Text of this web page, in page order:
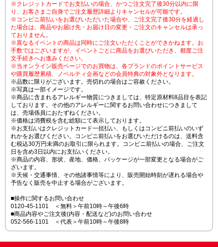
※クレジットカードでお支払いの場合、かつご注文完了後30分以内に限
り、お客さまご自身でご注文履歴詳細よりキャンセルが可能です。
※コンビニ前払いをお選びいただいた場合や、ご注文完了後30分を経過し
た場合は、商品やお届け先・お届け日の変更・ご注文のキャンセルは承っ
ておりません。
※異なるイベントの商品は同時にご注文いただくことができかねます。お
手数ではございますが、イベントごとに商品をお選びいただき、都度ご注
文手続きへお進みください。
※当オンライン販売ページでのお買物は、各ブランドのポイントサービス
や購買履歴累積、ノベルティ企画などの会員特典の対象外となります。
※品数に限りがございます。売切れの場合はご容赦ください。
※写真は一部イメージです。
※商品に含まれるアレルギー物質につきましては、特定原材料8品目を表記
しております。その他のアレルギーに関するお問い合わせにつきまして
は、売場係員におたずねください。
※価格は消費税を含む総額にて表示しております。
※お支払いはクレジットカード一括払い、もしくはコンビニ前払いのいず
れかをお選びください。コンビニ前払いをお選びいただけるのは、送料含
む税込30万円未満のお取引に限られます。コンビニ前払いの場合、ご注文
日を含め3日以内にお支払いください。
※商品の内容、形状、産地、価格、パッケージが一部変更となる場合がご
ざいます。
※天候・交通事情、その他諸事情等により、販売開始時刻が遅れる場合や
予告なく販売を中止する場合がございます。
■操作に関するお問い合わせ
0120-45-1101 ＜無料＞午前10時～午後6時
■商品内容やご注文後(内容・配送など)のお問い合わせ
052-566-1101 ＜代表＞午前10時～午後8時